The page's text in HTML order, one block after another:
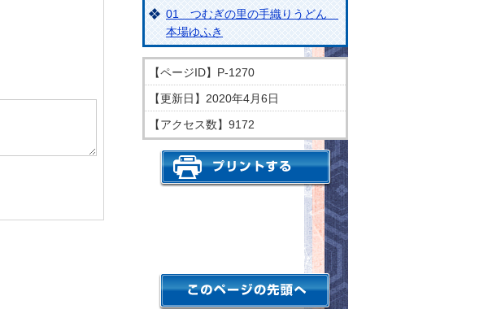
01 つむぎの里の手織りうどん
本場ゆふき
【ページID】 P-1270
【更新日】 2020年4月6日
【アクセス数】 9172
印刷する
このページの先頭へ戻る